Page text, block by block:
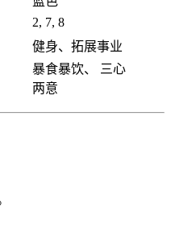
2, 7, 8
健身、拓展事业
暴食暴饮、 三心
两意